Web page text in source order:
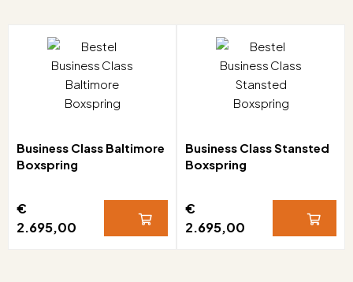
Business Class Baltimore
Boxspring
€
2.695,00
Business Class Stansted
Boxspring
€
2.695,00